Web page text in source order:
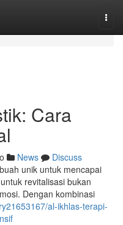
Cara
News
Discuss
unik untuk mencapai
revitalisasi bukan
Dengan kombinasi
al-ikhlas-terapi-